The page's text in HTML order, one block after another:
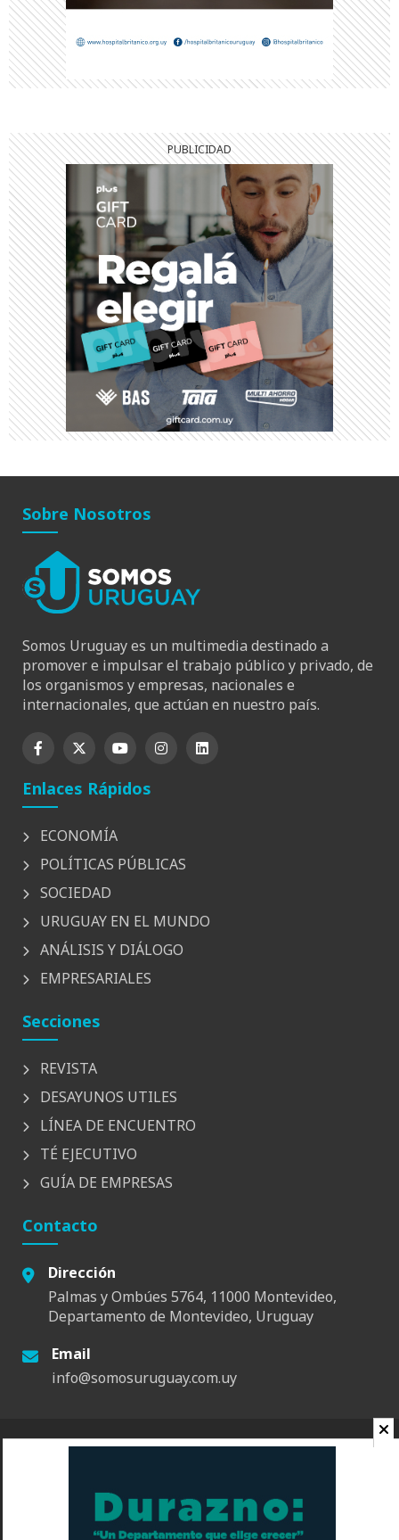
Sobre Nosotros
Somos Uruguay es un multimedia destinado a
promover e impulsar el trabajo público y privado, de
los organismos y empresas, nacionales e
internacionales, que actúan en nuestro país.
Enlaces Rápidos
ECONOMÍA
POLÍTICAS PÚBLICAS
SOCIEDAD
URUGUAY EN EL MUNDO
ANÁLISIS Y DIÁLOGO
EMPRESARIALES
Secciones
REVISTA
DESAYUNOS UTILES
LÍNEA DE ENCUENTRO
TÉ EJECUTIVO
GUÍA DE EMPRESAS
Contacto
Dirección
Palmas y Ombúes 5764, 11000 Montevideo,
Departamento de Montevideo, Uruguay
Email
info@somosuruguay.com.uy
© 2026 Somos Uruguay. Todos los derechos reservados.